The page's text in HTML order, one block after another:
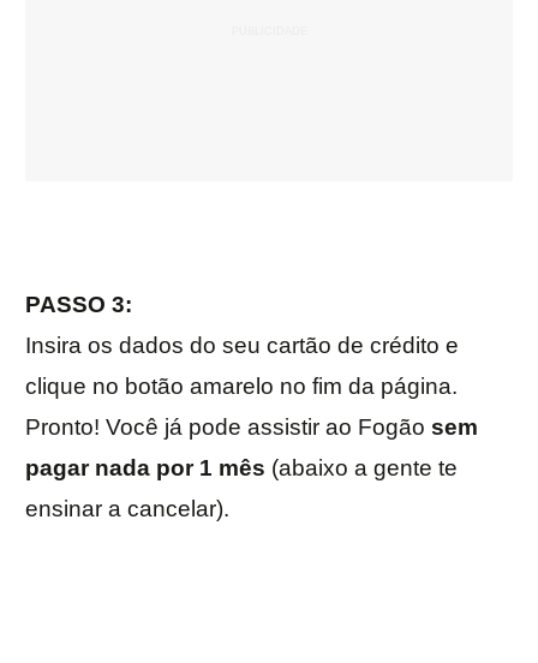
PASSO 3:
Insira os dados do seu cartão de crédito e
clique no botão amarelo no fim da página.
Pronto! Você já pode assistir ao Fogão sem
pagar nada por 1 mês (abaixo a gente te
ensinar a cancelar).